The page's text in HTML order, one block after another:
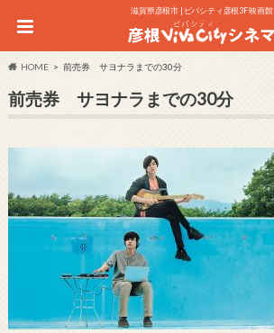
滋賀県彦根市 | ビバシティ彦根3F 映画館
HOME 前売券 サヨナラまでの30分
前売券 サヨナラまでの30分